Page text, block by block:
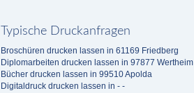
Typische Druckanfragen
Broschüren drucken lassen in 61169 Friedberg
Diplomarbeiten drucken lassen in 97877 Wertheim
Bücher drucken lassen in 99510 Apolda
Digitaldruck drucken lassen in - -